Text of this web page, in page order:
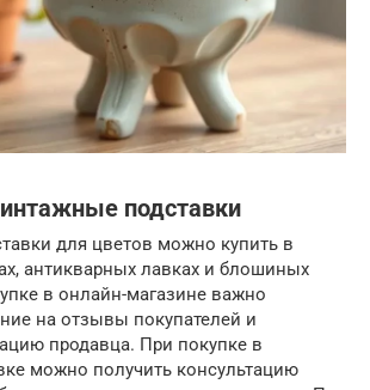
подставки
для цветов можно купить в
антикварных лавках и блошиных
в онлайн-магазине важно
на отзывы покупателей и
продавца. При покупке в
можно получить консультацию